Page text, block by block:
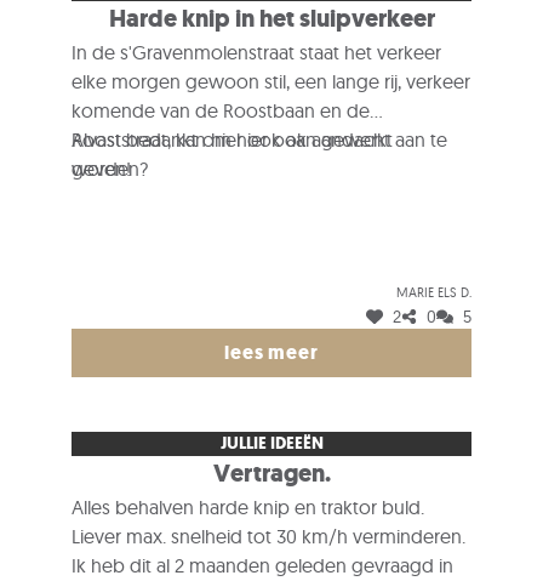
dit voorstel in overweging genomen.
Harde knip in het sluipverkeer
In de s'Gravenmolenstraat staat het verkeer
elke morgen gewoon stil, een lange rij, verkeer
komende van de Roostbaan en de
Rooststraat, kan hier ook aan gewerkt
worden?
fietsknooppunten? Dit is het landelijke en
rustige gebied van Grimbergen stuk maken!
Graag hier ook ideeën en mag wel drastisch
rijden, laat ons die mooie landelijke wegen
behouden voor voetgangers en fietsers.
Alvast bedankt om hier ook aandacht aan te
geven!
Marie els D.
2 0 5
lees meer
JULLIE IDEEËN
Vertragen.
Alles behalven harde knip en traktor buld.
Liever max. snelheid tot 30 km/h verminderen.
Ik heb dit al 2 maanden geleden gevraagd in